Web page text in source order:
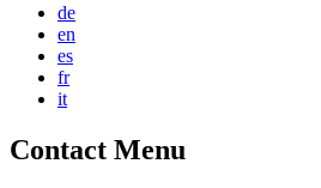
de
en
es
fr
it
Contact Menu